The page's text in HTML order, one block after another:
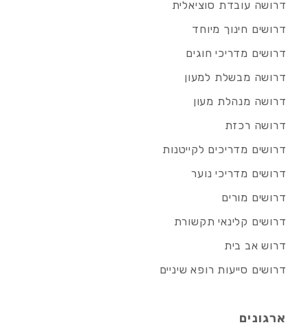
דרושה עובדת סוציאלית
דרושים חינוך מיוחד
דרושים מדריכי חוגים
דרושה מבשלת למעון
דרושה מנהלת מעון
דרושה רכזת
דרושים מדריכים לקייטנות
דרושים מדריכי נוער
דרושים מורים
דרושים קלינאי תקשורת
דרוש אב בית
דרושים סייעות רופא שיניים
ארגונים